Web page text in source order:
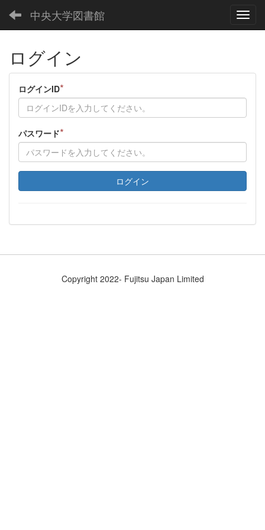
中央大学図書館
ログイン
ログインID*
パスワード*
ログイン
Copyright 2022- Fujitsu Japan Limited